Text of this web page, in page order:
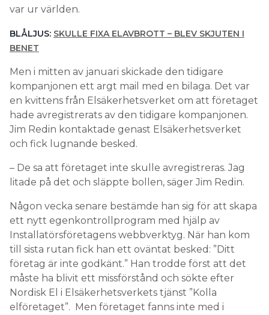
var ur världen.
BLÅLJUS: SKULLE FIXA ELAVBROTT – BLEV SKJUTEN I
BENET
Men i mitten av januari skickade den tidigare
kompanjonen ett argt mail med en bilaga. Det var
en kvittens från Elsäkerhetsverket om att företaget
hade avregistrerats av den tidigare kompanjonen.
Jim Redin kontaktade genast Elsäkerhetsverket
och fick lugnande besked.
– De sa att företaget inte skulle avregistreras. Jag
litade på det och släppte bollen, säger Jim Redin.
Någon vecka senare bestämde han sig för att skapa
ett nytt egenkontrollprogram med hjälp av
Installatörsföretagens webbverktyg. När han kom
till sista rutan fick han ett oväntat besked: ”Ditt
företag är inte godkänt.” Han trodde först att det
måste ha blivit ett missförstånd och sökte efter
Nordisk El i Elsäkerhetsverkets tjänst ”Kolla
elföretaget”. Men företaget fanns inte med i